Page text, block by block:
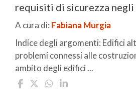
requisiti di sicurezza
A cura di: Fabiana Murgia
Indice degli argomenti: Edifici
problemi connessi alle
ambito degli edifici ...